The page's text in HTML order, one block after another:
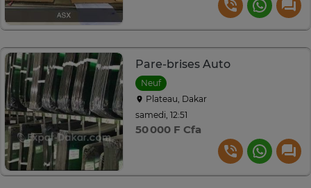
Pare-brises Auto
Neuf
Plateau, Dakar
samedi, 12:51
50 000 F Cfa